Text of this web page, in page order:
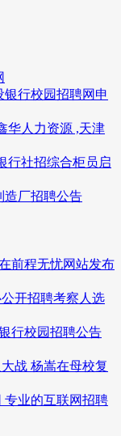
银行校园招聘网申
华人力资源 ,天津
行社招综合柜员启
造厂招聘公告
前程无忧网站发布
开招聘考察人选
行校园招聘公告
战 杨嵩在母校复
专业的互联网招聘